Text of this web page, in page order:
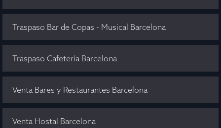
Traspaso Bar de Copas - Musical Barcelona
Traspaso Cafetería Barcelona
Venta Bares y Restaurantes Barcelona
Venta Hostal Barcelona